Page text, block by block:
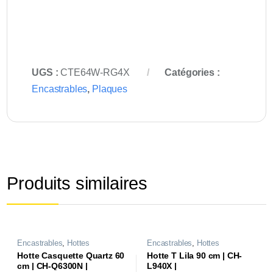
UGS :CTE64W-RG4X
Catégories :
Encastrables, Plaques
Produits similaires
Encastrables
Hottes
Hotte Casquette Quartz 60
cm | CH-Q6300N |
Encastrables
Hottes
Hotte T Lila 90 cm | CH-
L940X |